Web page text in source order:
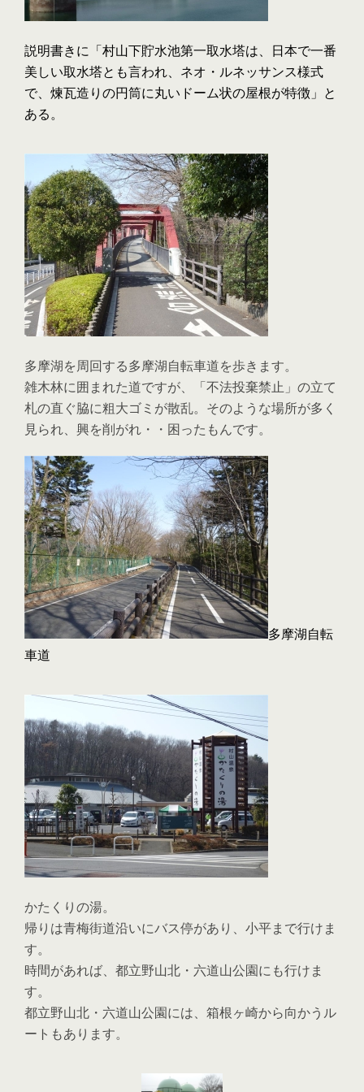
説明書きに「村山下貯水池第一取水塔は、日本で一番
美しい取水塔とも言われ、ネオ・ルネッサンス様式
で、煉瓦造りの円筒に丸いドーム状の屋根が特徴」と
ある。
多摩湖を周回する多摩湖自転車道を歩きます。
雑木林に囲まれた道ですが、「不法投棄禁止」の立て
札の直ぐ脇に粗大ゴミが散乱。そのような場所が多く
見られ、興を削がれ・・困ったもんです。
多摩湖自転
車道
かたくりの湯。
帰りは青梅街道沿いにバス停があり、小平まで行けま
す。
時間があれば、都立野山北・六道山公園にも行けま
す。
都立野山北・六道山公園には、箱根ヶ崎から向かうル
ートもあります。